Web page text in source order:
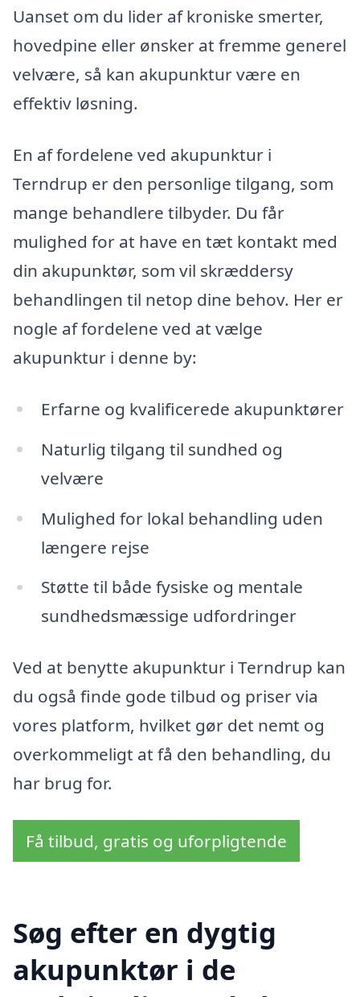
Uanset om du lider af kroniske smerter,
hovedpine eller ønsker at fremme generel
velvære, så kan akupunktur være en
effektiv løsning.
En af fordelene ved akupunktur i
Terndrup er den personlige tilgang, som
mange behandlere tilbyder. Du får
mulighed for at have en tæt kontakt med
din akupunktør, som vil skræddersy
behandlingen til netop dine behov. Her er
nogle af fordelene ved at vælge
akupunktur i denne by:
Erfarne og kvalificerede akupunktører
Naturlig tilgang til sundhed og
velvære
Mulighed for lokal behandling uden
længere rejse
Støtte til både fysiske og mentale
sundhedsmæssige udfordringer
Ved at benytte akupunktur i Terndrup kan
du også finde gode tilbud og priser via
vores platform, hvilket gør det nemt og
overkommeligt at få den behandling, du
har brug for.
Få tilbud, gratis og uforpligtende
Søg efter en dygtig
akupunktør i de